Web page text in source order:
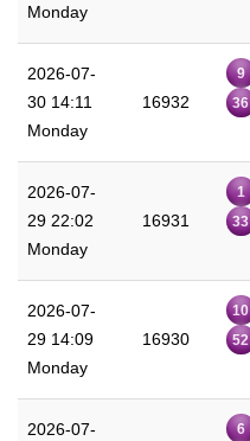
Monday
2026-07-
30 14:11
Monday
16932
9
36
2026-07-
29 22:02
Monday
16931
1
33
2026-07-
29 14:09
Monday
16930
10
52
2026-07-
6